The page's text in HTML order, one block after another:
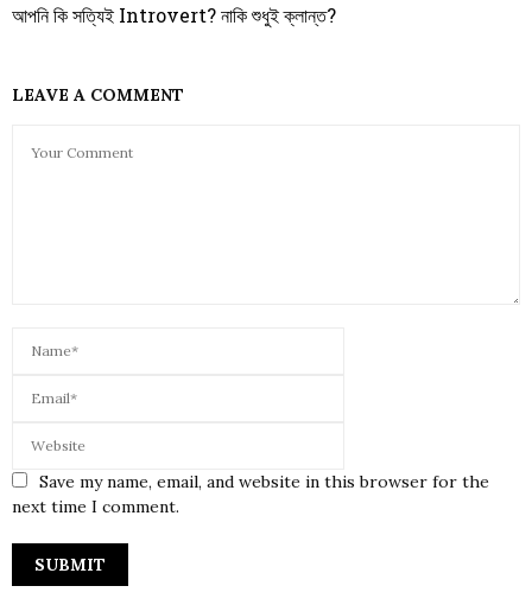
আপনি কি সত্যিই Introvert? নাকি শুধুই ক্লান্ত?
LEAVE A COMMENT
Save my name, email, and website in this browser for the
next time I comment.